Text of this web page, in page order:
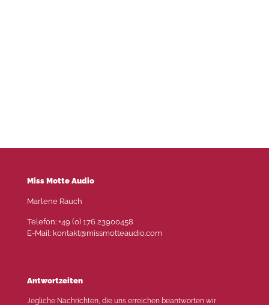
Miss Motte Audio
Marlene Rauch
Telefon: +49 (0) 176 23900458
E-Mail: kontakt@missmotteaudio.com
Antwortzeiten
Jegliche Nachrichten, die uns erreichen beantworten wir